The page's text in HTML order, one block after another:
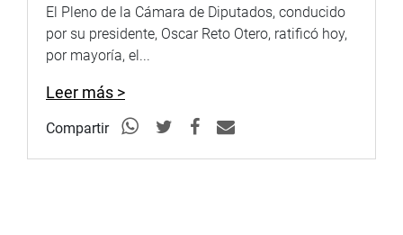
El Pleno de la Cámara de Diputados, conducido
por su presidente, Oscar Reto Otero, ratificó hoy,
por mayoría, el...
Leer más >
Compartir